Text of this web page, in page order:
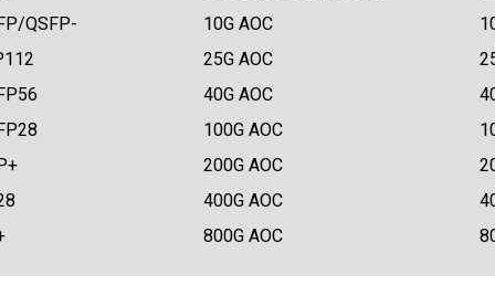
QSFP-
10G AOC
25G AOC
40G AOC
100G AOC
200G AOC
400G AOC
800G AOC